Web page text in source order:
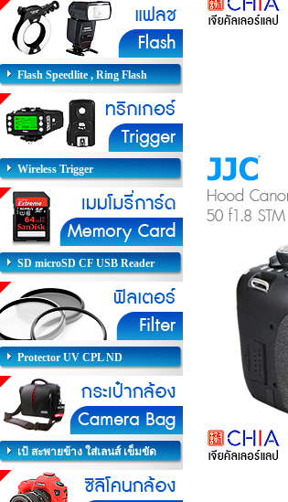
Flash Speedlite , Ring Flash
Wireless Trigger
SD microSD CF USB Reader
Protector UV CPL ND
เป้ สะพายข้าง ใส่เลนส์ เข็มขัด